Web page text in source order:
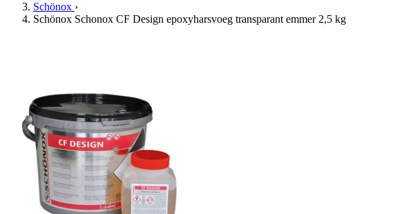
Schönox ›
Schönox Schonox CF Design epoxyharsvoeg transparant emmer 2,5 kg